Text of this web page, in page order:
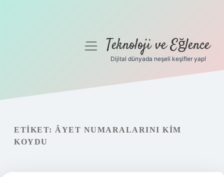
Gizlilik Politikası
Hakkımızda
menüyüTeknoloji ve Eğlence
Dijital dünyada neşeli keşifler yap!
ETIKET: ÂYET NUMARALARINI KIM
KOYDU